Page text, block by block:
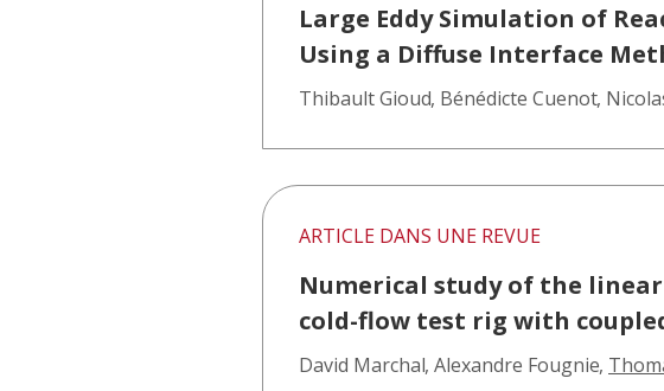
Large Eddy Simulation of
Using a Diffuse Interface
Thibault Gioud, Bénédicte Cuenot,
ARTICLE DANS UNE REVUE
Numerical study of the
cold-flow test rig with
David Marchal, Alexandre Fougnie,